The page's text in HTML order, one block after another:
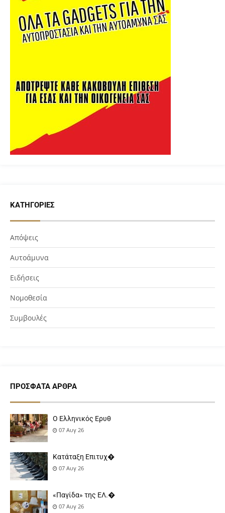
ΚΑΤΗΓΟΡΊΕΣ
Απόψεις
Αυτοάμυνα
Ειδήσεις
Νομοθεσία
Συμβουλές
ΠΡΌΣΦΑΤΑ ΆΡΘΡΑ
Ο Ελληνικός Ερυθ
07 Αυγ 26
Κατάταξη Επιτυχ�
07 Αυγ 26
«Παγίδα» της ΕΛ.�
07 Αυγ 26